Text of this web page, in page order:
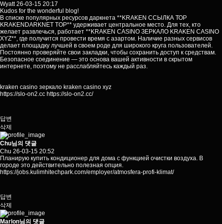
Wyatt 26-03-15 20:17
Kudos for the wonderful blog!
В списке популярных ресурсов даркнета **KRAKEN ССЫЛКА ТОР
KRAKENDARKNET TOP** удерживает центральное место. Для тех, кто
желает развлечься, работает **KRAKEN CASINO ЗЕРКАЛО KRAKEN CASINO
XYZ**, где получится провести время с азартом. Наличие разных сервисов
делает площадку лучшей в своем роде для широкого круга пользователей.
Постоянно проверяйте свои закладки, чтобы сохранить доступ к средствам.
Безопасное соединение — это основа вашей активности в скрытом
интернете, поэтому не расслабляйтесь каждый раз.
kraken casino зеркало kraken casino xyz
https://slo-on2.cc https://slo-on2.cc/
답변
삭제
Chu님의 댓글
Chu 26-03-15 20:52
Планирую купить кондиционер для дома с функцией очистки воздуха. В
городе это действительно полезная опция.
https://jobs.kulimhitechpark.com/employer/atmosfera-profi-klimat/
답변
삭제
Marlon님의 댓글